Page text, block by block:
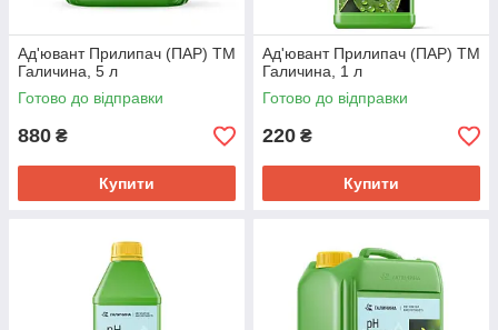
Ад'ювант Прилипач (ПАР) ТМ
Галичина, 5 л
Готово до відправки
880 ₴
Купити
Ад'ювант Прилипач (ПАР) ТМ
Галичина, 1 л
Готово до відправки
220 ₴
Купити